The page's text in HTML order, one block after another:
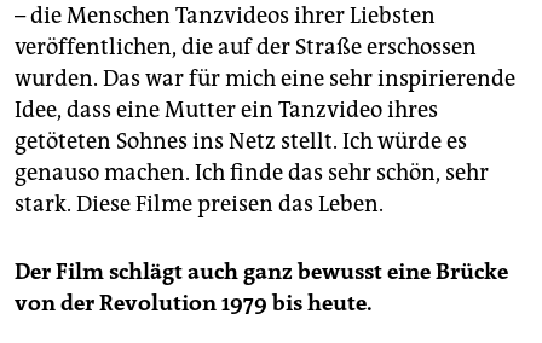
– die Menschen Tanzvideos ihrer Liebsten
veröffentlichen, die auf der Straße erschossen
wurden. Das war für mich eine sehr inspirierende
Idee, dass eine Mutter ein Tanzvideo ihres
getöteten Sohnes ins Netz stellt. Ich würde es
genauso machen. Ich finde das sehr schön, sehr
stark. Diese Filme preisen das Leben.
Der Film schlägt auch ganz bewusst eine Brücke
von der Revolution 1979 bis heute.